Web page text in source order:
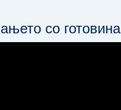
со готовина